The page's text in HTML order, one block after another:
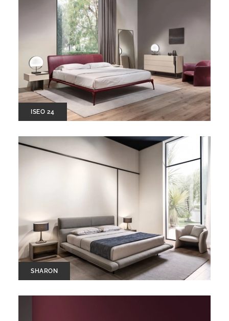
ISEO 24
SHARON